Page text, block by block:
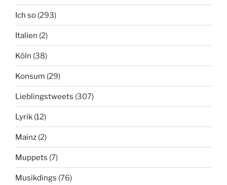
Ich so (293)
Italien (2)
Köln (38)
Konsum (29)
Lieblingstweets (307)
Lyrik (12)
Mainz (2)
Muppets (7)
Musikdings (76)